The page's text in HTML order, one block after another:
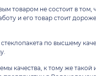
товаром не состоит в том,
и его товар стоит
по высшему
качества, к тому же такой